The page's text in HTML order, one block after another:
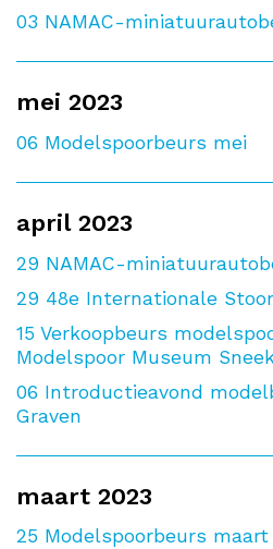
03 NAMAC-
mei 2023
06 Modelspoorbeurs mei
april 2023
29 NAMAC-
29 48e Internationale
15 Verkoopbeurs
Modelspoor Museum Sneek
06 Introductieavond
Graven
maart 2023
25 Modelspoorbeurs maart